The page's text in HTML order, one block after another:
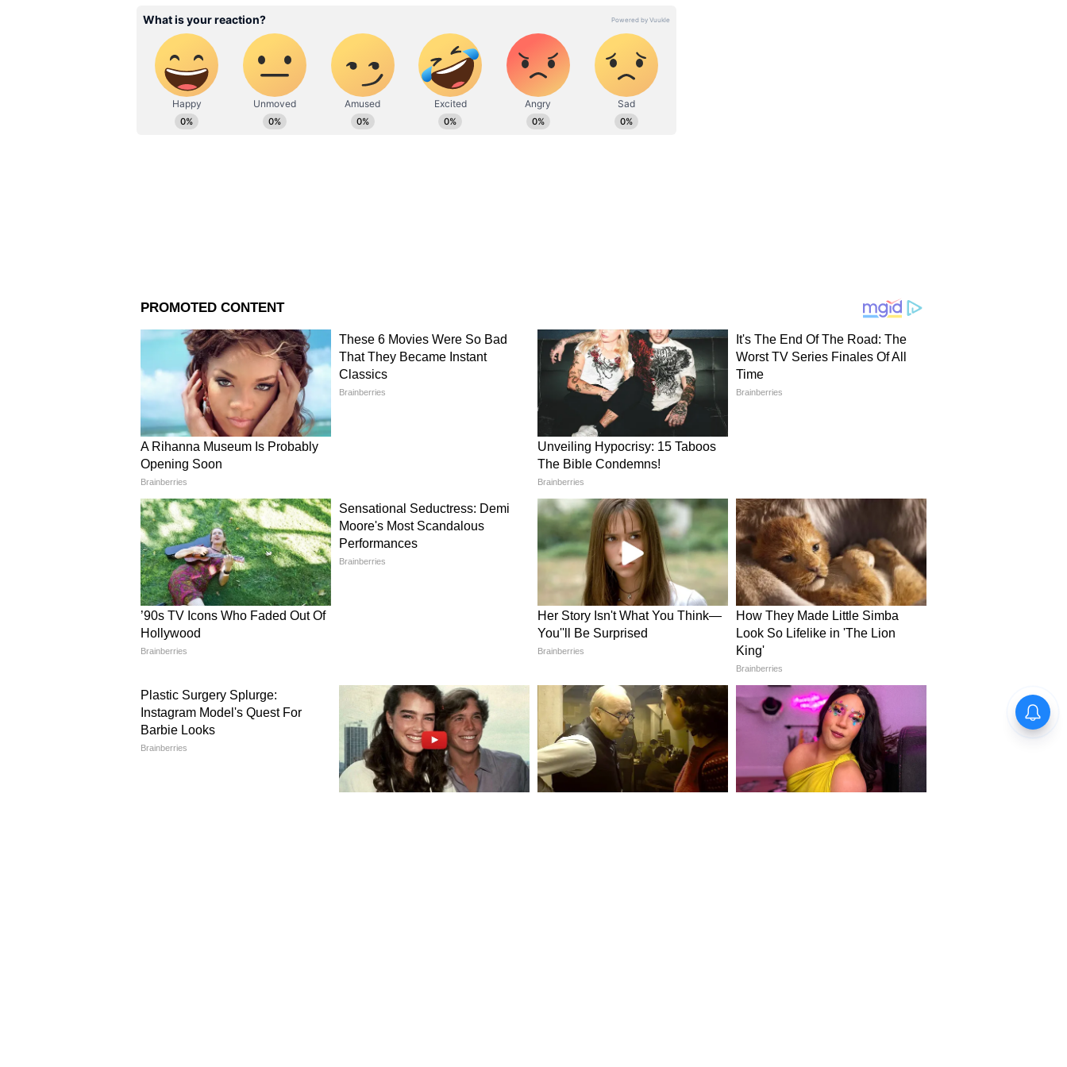
৩. ৬E রিওয়ার্ড পয়েন্ট।
৪. তারিখ বদল করা যাবে, তবে চার্জ লাগবে ৩০০০ টাকা + ভাড়ার পার্থক্য।
*পাবেন না:*
*কতটা সস্তা? রুট অনুযায়ী তুলনা*
ইন্ডিগোর ওয়েবসাইট ঘেঁটে দেখা গেল, লাইট ফেয়ার সেভার ফেয়ারের চেয়ে ৩০০-১০০০
টাকা সস্তা।
**রুট** **লাইট ফেয়ার** **সেভার ফেয়ার** **কত সেভ**
কলকাতা-গুয়াহাটি ₹৯৯৯ ₹১৩৯৯ ₹৪০০
দিল্লি-জয়পুর ₹১১৯৯ ₹১৫৯৯ ₹৪০০
বেঙ্গালুরু-গোয়া ₹১৪৯৯ ₹১৯৯৯ ₹৫০০
কলকাতা-দিল্লি ₹২৭৯৯ ₹৩৪৯৯ ₹৭০০
মুম্বাই-আমদাবাদ ₹১২৯৯ ₹১৬৯৯ ₹৪০০
_বি.দ্র.: এটা বেসিক ভাড়া। ৩০-৪৫ দিন আগে কাটলে এই রেট পাবেন। শেষ মুহূর্তে দাম
বাড়বে।_
*নিন, যদি:*
১. ১-২ দিনের ট্রিপ। একটা ব্যাকপ্যাকেই সব হয়ে যায়।
২. আপনি ‘ডিজিটাল নোম্যাড’ বা স্টুডেন্ট। ল্যাপটপ আর ২ সেট জামা নিয়েই ঘোরেন।
লিখতে পছন্দ করেন। পছন্দের বিষয়-- রাজনীতি, লাইফস্টাইল, অফবিট নিউজ। যোগাযোগ:
parna.sengupta@asianetnews.in Preferred topics -- Politics, Lifestyle, Offbeat News
Languages- Bengali, Hindi, English Educational qualification- Master's Degree in
Journalism